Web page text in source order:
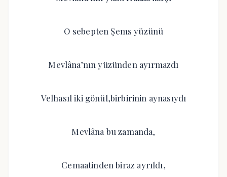
O sebepten Şems yüzünü
Mevlâna’nın yüzünden ayırmazdı
Velhasıl iki gönül,birbirinin aynasıydı
Mevlâna bu zamanda,
Cemaatinden biraz ayrıldı,